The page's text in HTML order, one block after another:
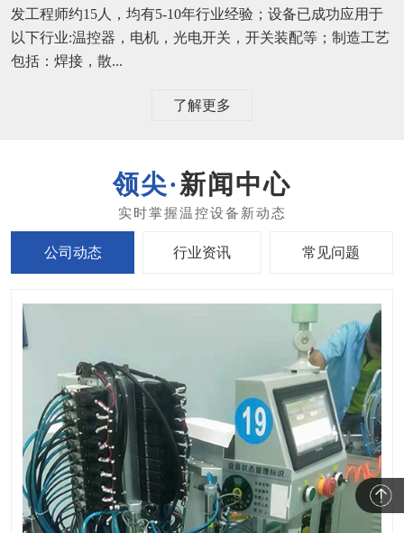
发工程师约15人，均有5-10年行业经验；设备已成功应用于
以下行业:温控器，电机，光电开关，开关装配等；制造工艺
包括：焊接，散...
了解更多
新闻中心
公司动态 行业资讯 常见问题